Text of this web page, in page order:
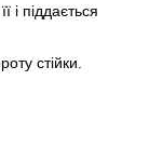
і піддається
стійки.